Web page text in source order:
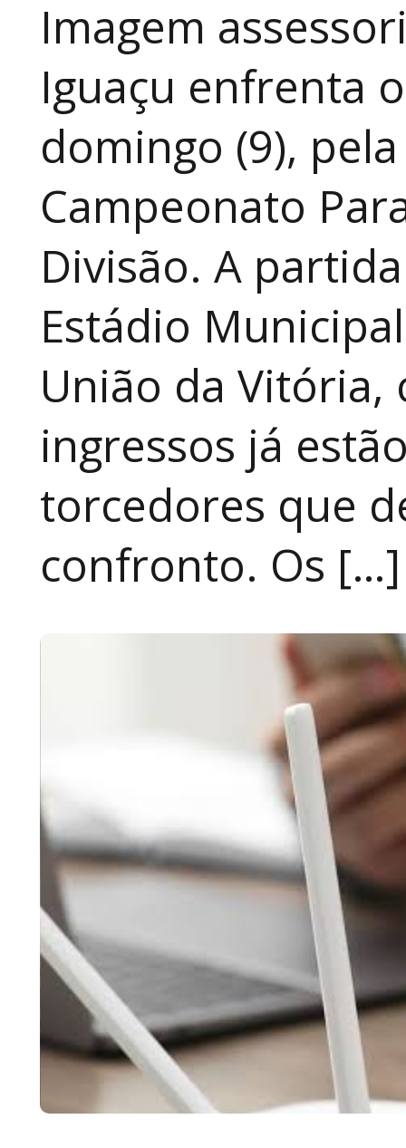
Imagem
Iguaçu enfrenta
domingo (9),
Campeonato
Divisão. A
Estádio
União da Vitória,
ingressos já
torcedores que
confronto. Os […]